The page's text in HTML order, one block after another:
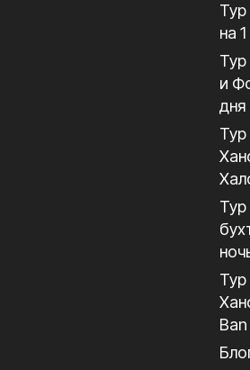
на
и
дня
Тур
Тур
Тур